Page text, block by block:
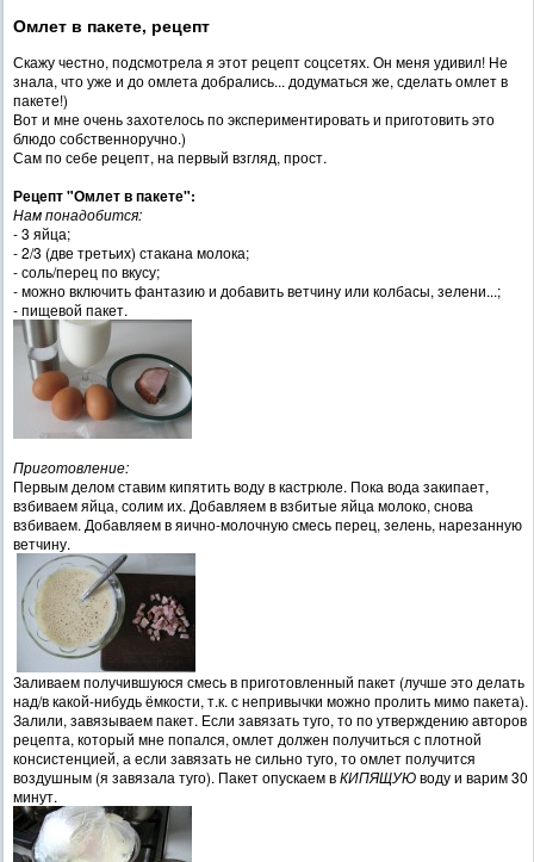
Омлет в пакете, рецепт
Скажу честно, подсмотрела я этот рецепт соцсетях. Он меня удивил! Не
знала, что уже и до омлета добрались... додуматься же, сделать омлет в
пакете!)
Вот и мне очень захотелось по экспериментировать и приготовить это
блюдо собственноручно.)
Сам по себе рецепт, на первый взгляд, прост.
Рецепт "Омлет в пакете":
Нам понадобится:
- 3 яйца;
- 2/3 (две третьих) стакана молока;
- соль/перец по вкусу;
- можно включить фантазию и добавить ветчину или колбасы, зелени...;
- пищевой пакет.
Приготовление:
Первым делом ставим кипятить воду в кастрюле. Пока вода закипает,
взбиваем яйца, солим их. Добавляем в взбитые яйца молоко, снова
взбиваем. Добавляем в яично-молочную смесь перец, зелень, нарезанную
ветчину.
Заливаем получившуюся смесь в приготовленный пакет (лучше это делать
над/в какой-нибудь ёмкости, т.к. с непривычки можно пролить мимо пакета).
Залили, завязываем пакет. Если завязать туго, то по утверждению авторов
рецепта, который мне попался, омлет должен получиться с плотной
консистенцией, а если завязать не сильно туго, то омлет получится
воздушным (я завязала туго). Пакет опускаем вКИПЯЩУЮводу и варим 30
минут.